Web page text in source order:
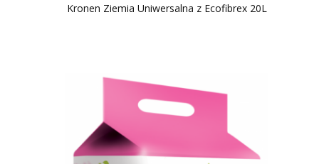
Kronen Ziemia Uniwersalna z Ecofibrex 20L